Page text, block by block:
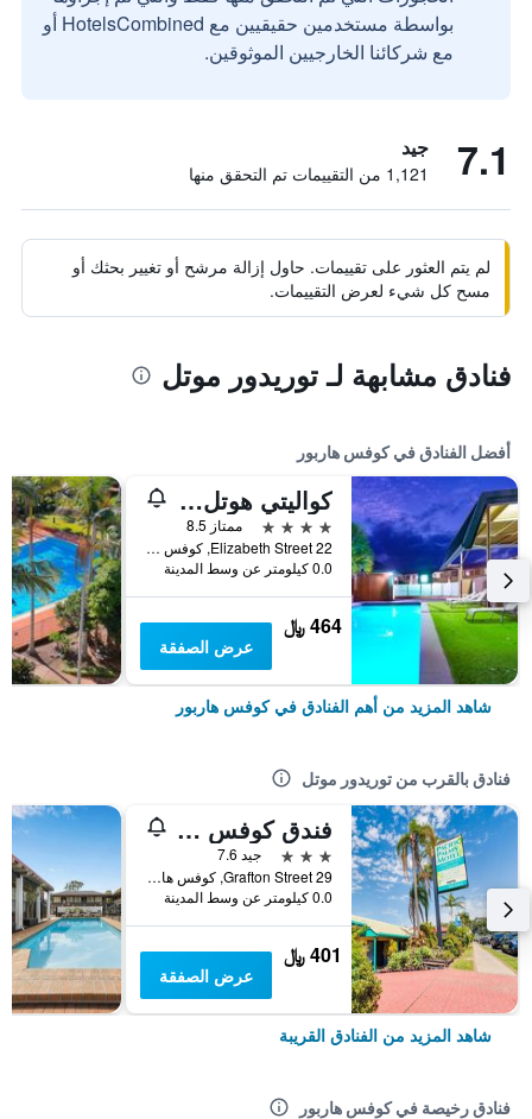
بواسطة مستخدمين حقيقيين مع HotelsCombined أو
مع شركائنا الخارجيين الموثوقين.
7.1 جيد
1,121 من التقييمات تم التحقق منها
لم يتم العثور على تقييمات. حاول إزالة مرشح أو تغيير بحثك أو
مسح كل شيء لعرض التقييمات.
فنادق مشابهة لـ توريدور موتل
أفضل الفنادق في كوفس هاربور
كواليتي هوتل سيتي سنتر
4 نجوم
ممتاز 8.5
22 Elizabeth Street, كوفس هاربور, NSW, أستراليا
0.0 كيلومتر عن وسط المدينة
464 ﷼
عرض الصفقة
شاهد المزيد من أهم الفنادق في كوفس هاربور
فنادق بالقرب من توريدور موتل
فندق كوفس هاربور باسيفك بالمز
3 نجوم
جيد 7.6
29 Grafton Street, كوفس هاربور, NSW, أستراليا
0.0 كيلومتر عن وسط المدينة
401 ﷼
عرض الصفقة
شاهد المزيد من الفنادق القريبة
فنادق رخيصة في كوفس هاربور